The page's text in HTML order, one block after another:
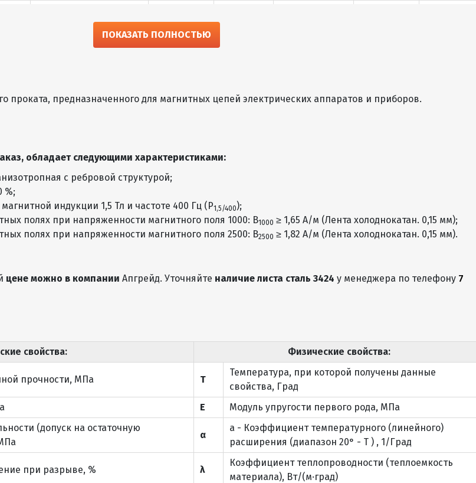
500 – 1600 Х 1000 - 4000 6,28
500 – 1800 Х 1000 - 4200 10,21
500 – 2300 Х 1000 - 6000
500 – 2300 Х 1000 - 6000 11,78 А, Б
500 – 2300 Х 1000 - 6000 12,56 А, Б ПН, ПУ, ПВ, ПО О, НО По запросу
ПН, ПУ, ПВ, ПО О, НО По запросу
500 – 2350 Х 3000 - 6000 А, Б ПН, ПУ, ПВ, ПО
А, Б ПН, ПУ, ПВ, ПО О, НО
500 – 2350 Х 3000 - 6000 А, Б ПН, ПУ, ПВ, ПО О, НО По запросу
А, Б ПН, ПУ, ПВ, ПО О, НО По запросу
ПОКАЗАТЬ ПОЛНОСТЬЮ
проката, предназначенного для магнитных цепей электрических аппаратов и приборов.
обладает следующими характеристиками:
с ребровой структурой;
%;
индукции 1,5 Тл и частоте 400 Гц (Р1,5/400);
полях при напряженности магнитного поля 1000: B1000 ≥ 1,65 А/м (Лента холоднокатан. 0,15 мм);
полях при напряженности магнитного поля 2500: B2500 ≥ 1,82 А/м (Лента холоднокатан. 0,15 мм).
цене можно в компанииАпгрейд. Уточняйте наличие листа сталь 3424у менеджера по телефону 7
свойства: Физические свойства:
прочности, МПа Т
Температура, при которой получены данные
свойства, Град
Е Модуль упругости первого рода, МПа
(допуск на остаточную
α
a - Коэффициент температурного (линейного)
расширения (диапазон 20° - T ) , 1/Град
при разрыве, % λ
Коэффициент теплопроводности (теплоемкость
материала), Вт/(м·град)